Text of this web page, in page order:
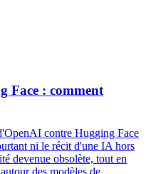
Face : comment
contre Hugging Face
ni le récit d'une IA hors
devenue obsolète, tout en